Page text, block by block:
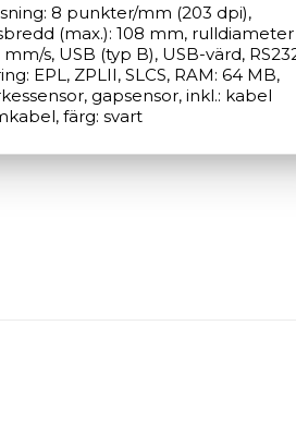
8 punkter/mm (203 dpi),
(max.): 108 mm, rulldiameter
s, USB (typ B), USB-värd,
EPL, ZPLII, SLCS, RAM: 64 MB,
gapsensor, inkl.: kabel
färg: svart